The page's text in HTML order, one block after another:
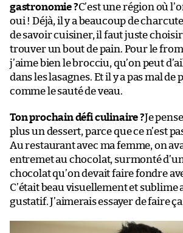
gastronomie ?C’est une région où
oui ! Déjà, il y a beaucoup de
de savoir cuisiner, il faut juste
trouver un bout de pain. Pour le
j’aime bien le brocciu, qu’on peut
dans les lasagnes. Et il y a pas mal de
comme le sauté de veau.
Ton prochain défi culinaire ?Je
plus un dessert, parce que ce n’est
Au restaurant avec ma femme, on
entremet au chocolat, surmonté
chocolat qu’on devait faire fondre
C’était beau visuellement et sublime
gustatif. J’aimerais essayer de faire